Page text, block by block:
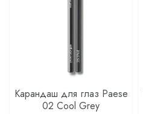
Карандаш для глаз Paese
02 Cool Grey